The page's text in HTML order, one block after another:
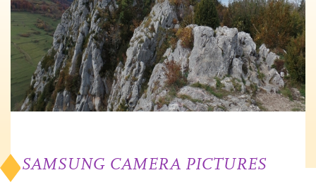
SAMSUNG CAMERA PICTURES